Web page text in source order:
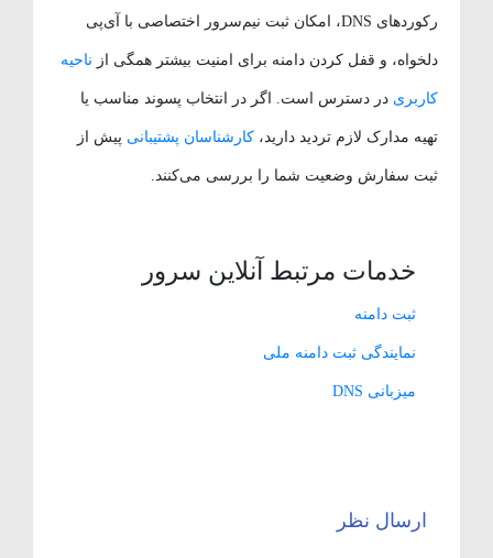
رکوردهای DNS، امکان ثبت نیم‌سرور اختصاصی با آی‌پی
دلخواه، و قفل کردن دامنه برای امنیت بیشتر همگی از ناحیه
کاربریدر دسترس است. اگر در انتخاب پسوند مناسب یا
تهیه مدارک لازم تردید دارید،کارشناسان پشتیبانیپیش از
ثبت سفارش وضعیت شما را بررسی می‌کنند.
خدمات مرتبط آنلاین سرور
ثبت دامنه
نمایندگی ثبت دامنه ملی
میزبانی DNS
ارسال نظر